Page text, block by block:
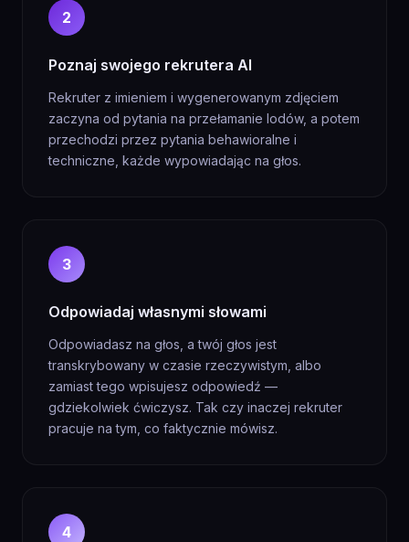
2
Poznaj swojego rekrutera AI
Rekruter z imieniem i wygenerowanym zdjęciem
zaczyna od pytania na przełamanie lodów, a potem
przechodzi przez pytania behawioralne i
techniczne, każde wypowiadając na głos.
3
Odpowiadaj własnymi słowami
Odpowiadasz na głos, a twój głos jest
transkrybowany w czasie rzeczywistym, albo
zamiast tego wpisujesz odpowiedź —
gdziekolwiek ćwiczysz. Tak czy inaczej rekruter
pracuje na tym, co faktycznie mówisz.
4